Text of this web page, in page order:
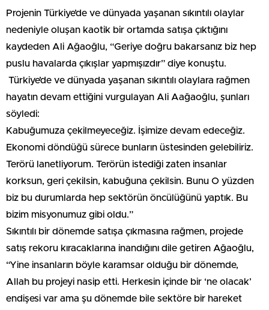
Projenin Türkiye’de ve dünyada yaşanan sıkıntılı olaylar
nedeniyle oluşan kaotik bir ortamda satışa çıktığını
kaydeden Ali Ağaoğlu, “Geriye doğru bakarsanız biz hep
puslu havalarda çıkışlar yapmışızdır” diye konuştu.
Türkiye’de ve dünyada yaşanan sıkıntılı olaylara rağmen
hayatın devam ettiğini vurgulayan Ali Aağaoğlu, şunları
söyledi:
Kabuğumuza çekilmeyeceğiz. İşimize devam edeceğiz.
Ekonomi döndüğü sürece bunların üstesinden gelebiliriz.
Terörü lanetliyorum. Terörün istediği zaten insanlar
korksun, geri çekilsin, kabuğuna çekilsin. Bunu O yüzden
biz bu durumlarda hep sektörün öncülüğünü yaptık. Bu
bizim misyonumuz gibi oldu.”
Sıkıntılı bir dönemde satışa çıkmasına rağmen, projede
satış rekoru kıracaklarına inandığını dile getiren Ağaoğlu,
“Yine insanların böyle karamsar olduğu bir dönemde,
Allah bu projeyi nasip etti. Herkesin içinde bir ‘ne olacak’
endişesi var ama şu dönemde bile sektöre bir hareket